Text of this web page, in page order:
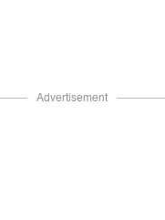
Advertisement